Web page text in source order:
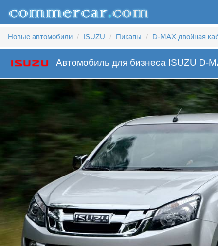
Новые автомобили ISUZU Пикапы D-MAX двойная
Автомобиль для бизнеса ISUZU D-